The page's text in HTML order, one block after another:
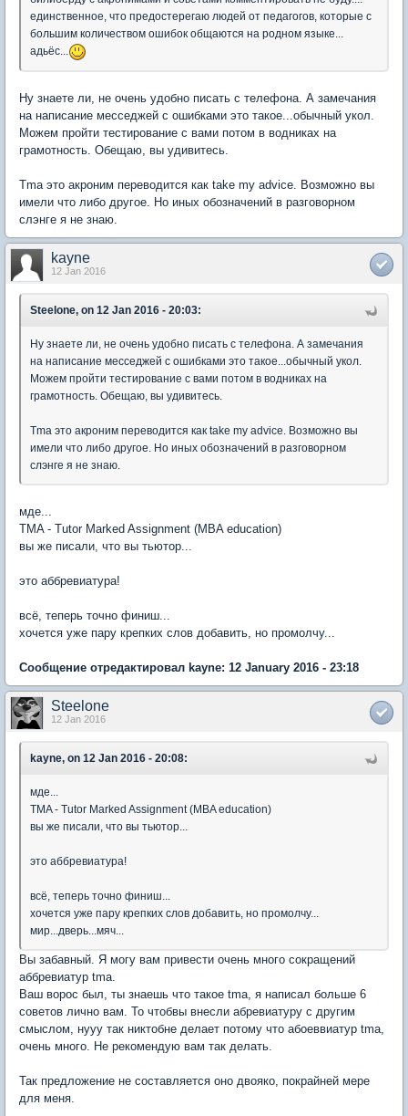
единственное, что предостерегаю людей от педагогов, которые с
большим количеством ошибок общаются на родном языке...
адьёс...
Ну знаете ли, не очень удобно писать с телефона. А замечания
на написание месседжей с ошибками это такое...обычный укол.
Можем пройти тестирование с вами потом в водниках на
грамотность. Обещаю, вы удивитесь.
Tma это акроним переводится как take my advice. Возможно вы
имели что либо другое. Но иных обозначений в разговорном
слэнге я не знаю.
kayne
12 Jan 2016
Steelone, on 12 Jan 2016 - 20:03:
Ну знаете ли, не очень удобно писать с телефона. А замечания
на написание месседжей с ошибками это такое...обычный укол.
Можем пройти тестирование с вами потом в водниках на
грамотность. Обещаю, вы удивитесь.
Tma это акроним переводится как take my advice. Возможно вы
имели что либо другое. Но иных обозначений в разговорном
слэнге я не знаю.
мде...
TMA - Tutor Marked Assignment (MBA education)
вы же писали, что вы тьютор...
это аббревиатура!
всё, теперь точно финиш...
хочется уже пару крепких слов добавить, но промолчу...
Сообщение отредактировал kayne: 12 January 2016 - 23:18
Steelone
12 Jan 2016
kayne, on 12 Jan 2016 - 20:08:
мде...
TMA - Tutor Marked Assignment (MBA education)
вы же писали, что вы тьютор...
это аббревиатура!
всё, теперь точно финиш...
хочется уже пару крепких слов добавить, но промолчу...
мир...дверь...мяч...
Вы забавный. Я могу вам привести очень много сокращений
аббревиатур tma.
Ваш ворос был, ты знаешь что такое tma, я написал больше 6
советов лично вам. То чтобвы внесли абревиатуру с другим
смыслом, нууу так никтобне делает потому что абоеввиатур tma,
очень много. Не рекомендую вам так делать.
Так предложение не составляется оно двояко, покрайней мере
для меня.